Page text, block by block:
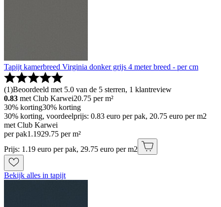
Tapijt kamerbreed Virginia donker grijs 4 meter breed - per cm
(1)Beoordeeld met 5.0 van de 5 sterren, 1 klantreview
0.83 met Club Karwei20.75 per m²
30% korting30% korting
30% korting, voordeelprijs: 0.83 euro per pak, 20.75 euro per m2
met Club Karwei
per pak1 .1929.75 per m²
Prijs: 1.19 euro per pak, 29.75 euro per m2
Bekijk alles in tapijt